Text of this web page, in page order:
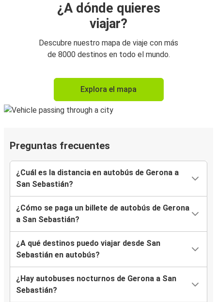
¿A dónde quieres
viajar?
Descubre nuestro mapa de viaje con más
de 8000 destinos en todo el mundo.
Explora el mapa
Preguntas frecuentes
¿Cuál es la distancia en autobús de Gerona a
San Sebastián?
¿Cómo se paga un billete de autobús de Gerona
a San Sebastián?
¿A qué destinos puedo viajar desde San
Sebastián en autobús?
¿Hay autobuses nocturnos de Gerona a San
Sebastián?